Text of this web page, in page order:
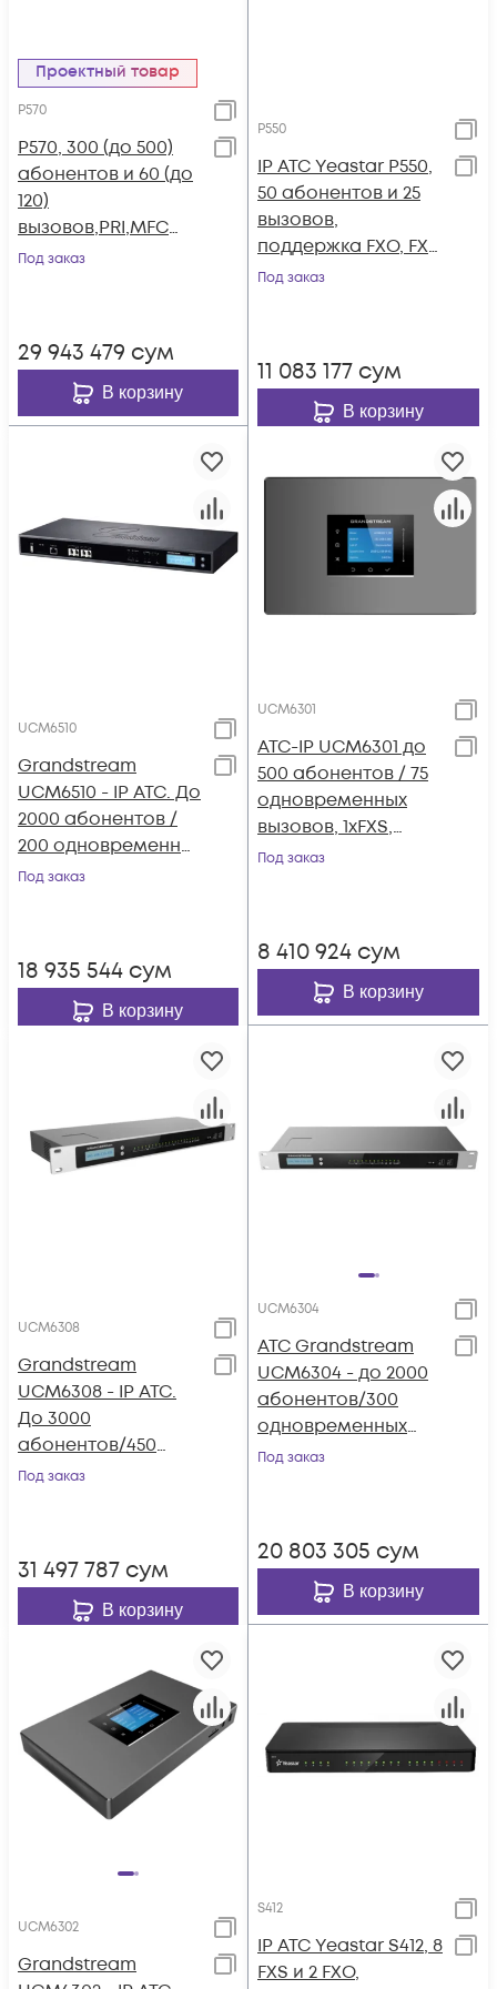
Проектный товар
P570
P570, 300 (до 500)
абонентов и 60 (до
120)
вызовов,PRI,MFC
R2,SS7,поддержка
Под заказ
29 943 479 сум
В корзину
P550
IP АТС Yeastar P550,
50 абонентов и 25
вызовов,
поддержка FXO, FXS,
GSM, BRI
Под заказ
11 083 177 сум
В корзину
UCM6510
Grandstream
UCM6510 - IP ATC. До
2000 абонентов /
200 одновременных
вызовов, до 8
Под заказ
18 935 544 сум
В корзину
UCM6301
АТС-IP UCM6301 до
500 абонентов / 75
одновременных
вызовов, 1хFXS,
1xFXO, 1xWAN, 1xLAN
Под заказ
8 410 924 сум
В корзину
UCM6308
Grandstream
UCM6308 - IP ATC.
До 3000
абонентов/450
одновременных
1xLAN
Под заказ
31 497 787 сум
В корзину
UCM6304
АТС Grandstream
UCM6304 - до 2000
абонентов/300
одновременных
вызовов, до 200
Под заказ
20 803 305 сум
В корзину
UCM6302
Grandstream
S412
IP АТС Yeastar S412, 8
FXS и 2 FXO,